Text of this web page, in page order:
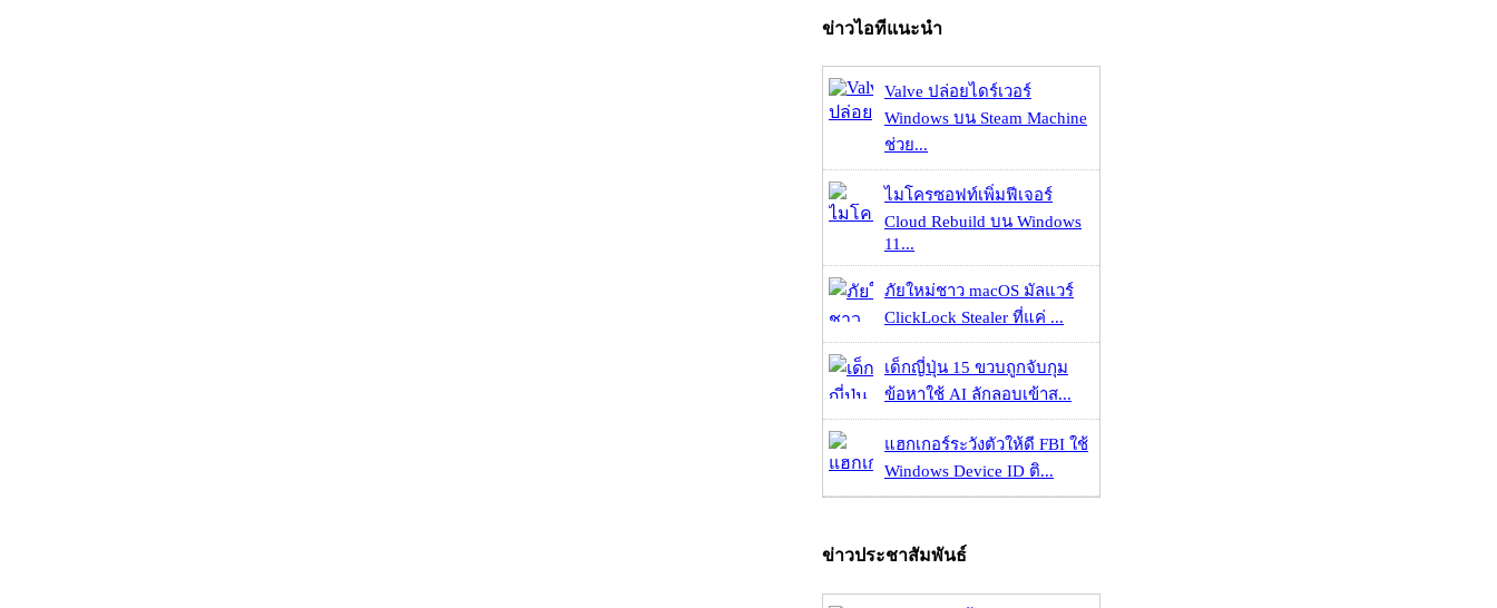
ข่าวไอทีแนะนำ
Valve ปล่อยไดร์เวอร์
Windows บน Steam Machine
ช่วย...
ไมโครซอฟท์เพิ่มฟีเจอร์
Cloud Rebuild บน Windows
11...
ภัยใหม่ชาว macOS มัลแวร์
ClickLock Stealer ที่แค่ ...
เด็กญี่ปุ่น 15 ขวบถูกจับกุม
ข้อหาใช้ AI ลักลอบเข้าส...
แฮกเกอร์ระวังตัวให้ดี FBI ใช้
Windows Device ID ติ...
ข่าวประชาสัมพันธ์